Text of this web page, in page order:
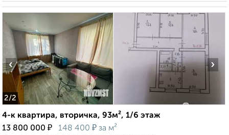
2/2
‹ ›
4-к квартира, вторичка, 93м², 1/6 этаж
13 800 000 ₽ 148 400 ₽ за м²